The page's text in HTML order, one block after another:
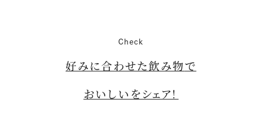
Check
好みに合わせた飲み物で
おいしいをシェア！